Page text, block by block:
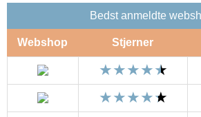
Bedst anmeldte
Webshop Stjerner